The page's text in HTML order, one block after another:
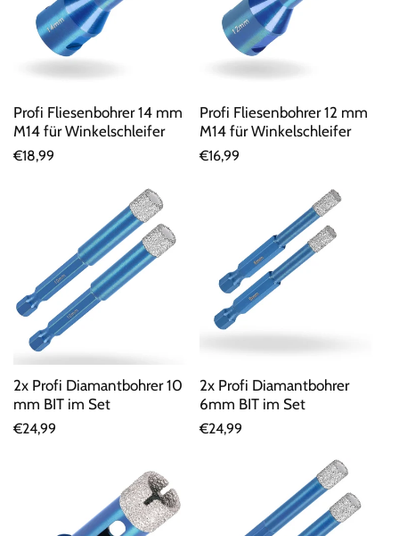
Profi Fliesenbohrer 14 mm
M14 für Winkelschleifer
Normaler
€18,99
Profi Fliesenbohrer 12 mm
M14 für Winkelschleifer
Normaler
€16,99
2x Profi Diamantbohrer 10
mm BIT im Set
Normaler
€24,99
2x Profi Diamantbohrer
6mm BIT im Set
Normaler
€24,99